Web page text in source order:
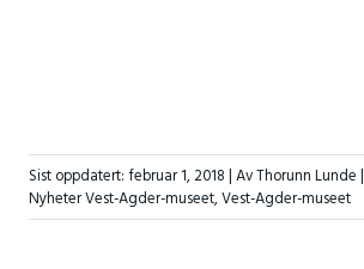
Sist oppdatert:februar 1, 2018| Av Thorunn Lunde |
Nyheter Vest-Agder-museet,Vest-Agder-museet